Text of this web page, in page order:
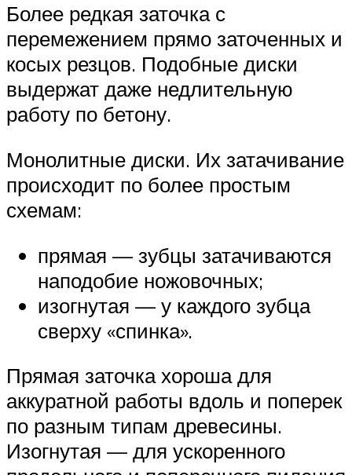
Более редкая заточка с
перемежением прямо заточенных и
косых резцов. Подобные диски
выдержат даже недлительную
работу по бетону.
Монолитные диски. Их затачивание
происходит по более простым
схемам:
прямая — зубцы затачиваются
наподобие ножовочных;
изогнутая — у каждого зубца
сверху «спинка».
Прямая заточка хороша для
аккуратной работы вдоль и поперек
по разным типам древесины.
Изогнутая — для ускоренного